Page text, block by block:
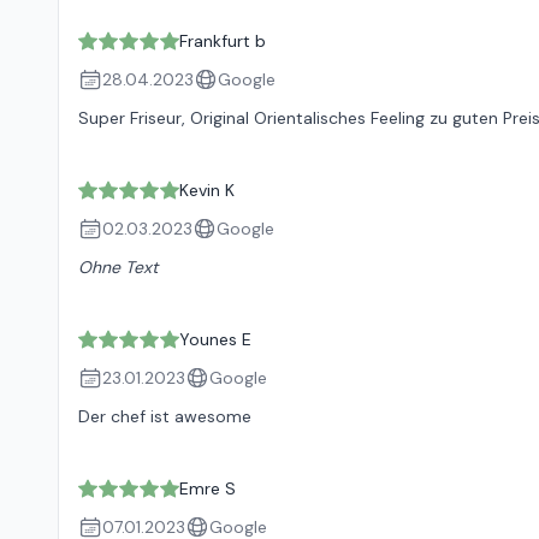
Frankfurt b
28.04.2023
Google
Super Friseur, Original Orientalisches Feeling zu guten
Kevin K
02.03.2023
Google
Ohne Text
Younes E
23.01.2023
Google
Der chef ist awesome
Emre S
07.01.2023
Google